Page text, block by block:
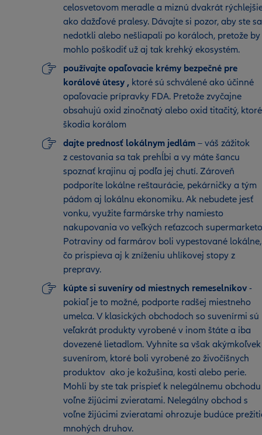
celosvetovom meradle a miznú dvakrát
ako dažďové pralesy. Dávajte si pozor, aby ste sa
nedotkli alebo nešliapali po koráloch, pretože
mohlo poškodiť už aj tak krehký ekosystém.
používajte opaľovacie krémy bezpečné pre
korálové útesy , ktoré sú schválené ako účinné
opaľovacie prípravky FDA. Pretože zvyčajne
obsahujú oxid zinočnatý alebo oxid titačitý, ktoré
škodia korálom
dajte prednosť lokálnym jedlám – váš zážitok
z cestovania sa tak prehĺbi a vy máte šancu
spoznať krajinu aj podľa jej chutí. Zároveň
podporíte lokálne reštaurácie, pekárničky a tým
pádom aj lokálnu ekonomiku. Ak nebudete jesť
vonku, využite farmárske trhy namiesto
nakupovania vo veľkých reťazcoch
Potraviny od farmárov boli vypestované lokálne,
čo prispieva aj k zníženiu uhlíkovej stopy z
prepravy.
kúpte si suveníry od miestnych remeselníkov -
pokiaľ je to možné, podporte radšej miestneho
umelca. V klasických obchodoch so suvenírmi sú
veľakrát produkty vyrobené v inom štáte a iba
dovezené lietadlom. Vyhnite sa však akýmkoľvek
suvenírom, ktoré boli vyrobené zo živočíšnych
produktov ako je kožušina, kosti alebo perie.
Mohli by ste tak prispieť k nelegálnemu
voľne žijúcimi zvieratami. Nelegálny obchod s
voľne žijúcimi zvieratami ohrozuje budúce
mnohých druhov.